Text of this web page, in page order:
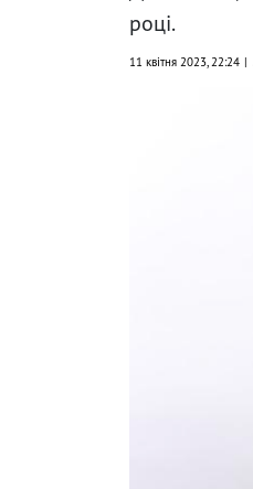
році.
11 квітня 2023, 22:24